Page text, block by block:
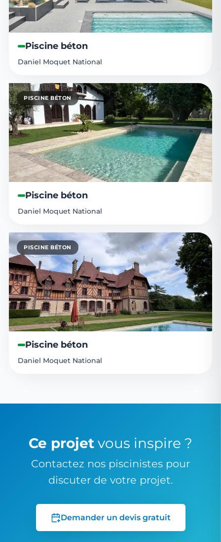
Piscine béton
Daniel Moquet National
PISCINE BÉTON
Piscine béton
Daniel Moquet National
PISCINE BÉTON
Piscine béton
Daniel Moquet National
Ce projet vous inspire ?
Contactez nos piscinistes pour
discuter de votre projet.
Demander un devis gratuit